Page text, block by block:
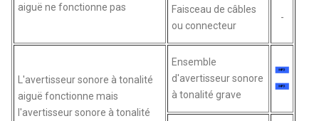
aiguë ne fonctionne pas
Faisceau de câbles
ou connecteur
-
L'avertisseur sonore à tonalité
aiguë fonctionne mais
l'avertisseur sonore à tonalité
Ensemble
d'avertisseur sonore
à tonalité grave